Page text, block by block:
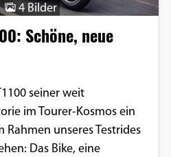
4 Bilder
Schöne, neue
seiner weit
im Tourer-Kosmos ein
Rahmen unseres Testrides
Das Bike, eine